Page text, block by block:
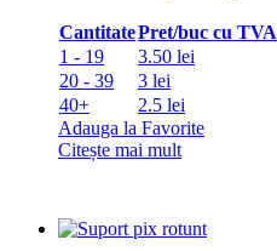
CantitatePret/buc cu TVA
1 - 19
3.50 lei
20 - 39
3 lei
40+
2.5 lei
Adauga la Favorite
Citește mai mult